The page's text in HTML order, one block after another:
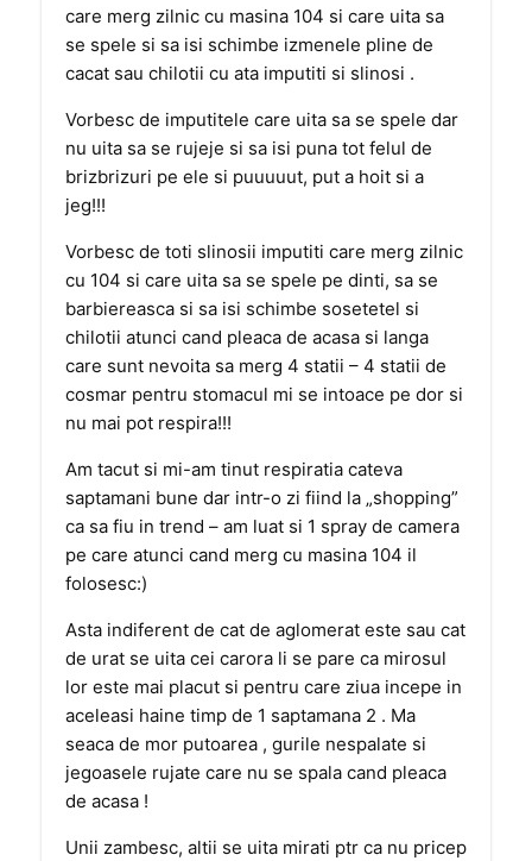
care merg zilnic cu masina 104 si care uita sa
se spele si sa isi schimbe izmenele pline de
cacat sau chilotii cu ata imputiti si slinosi .
Vorbesc de imputitele care uita sa se spele dar
nu uita sa se rujeje si sa isi puna tot felul de
brizbrizuri pe ele si puuuuut, put a hoit si a
jeg!!!
Vorbesc de toti slinosii imputiti care merg zilnic
cu 104 si care uita sa se spele pe dinti, sa se
barbiereasca si sa isi schimbe sosetetel si
chilotii atunci cand pleaca de acasa si langa
care sunt nevoita sa merg 4 statii – 4 statii de
cosmar pentru stomacul mi se intoace pe dor si
nu mai pot respira!!!
Am tacut si mi-am tinut respiratia cateva
saptamani bune dar intr-o zi fiind la „shopping”
ca sa fiu in trend – am luat si 1 spray de camera
pe care atunci cand merg cu masina 104 il
folosesc:)
Asta indiferent de cat de aglomerat este sau cat
de urat se uita cei carora li se pare ca mirosul
lor este mai placut si pentru care ziua incepe in
aceleasi haine timp de 1 saptamana 2 . Ma
seaca de mor putoarea , gurile nespalate si
jegoasele rujate care nu se spala cand pleaca
de acasa !
Unii zambesc, altii se uita mirati ptr ca nu pricep